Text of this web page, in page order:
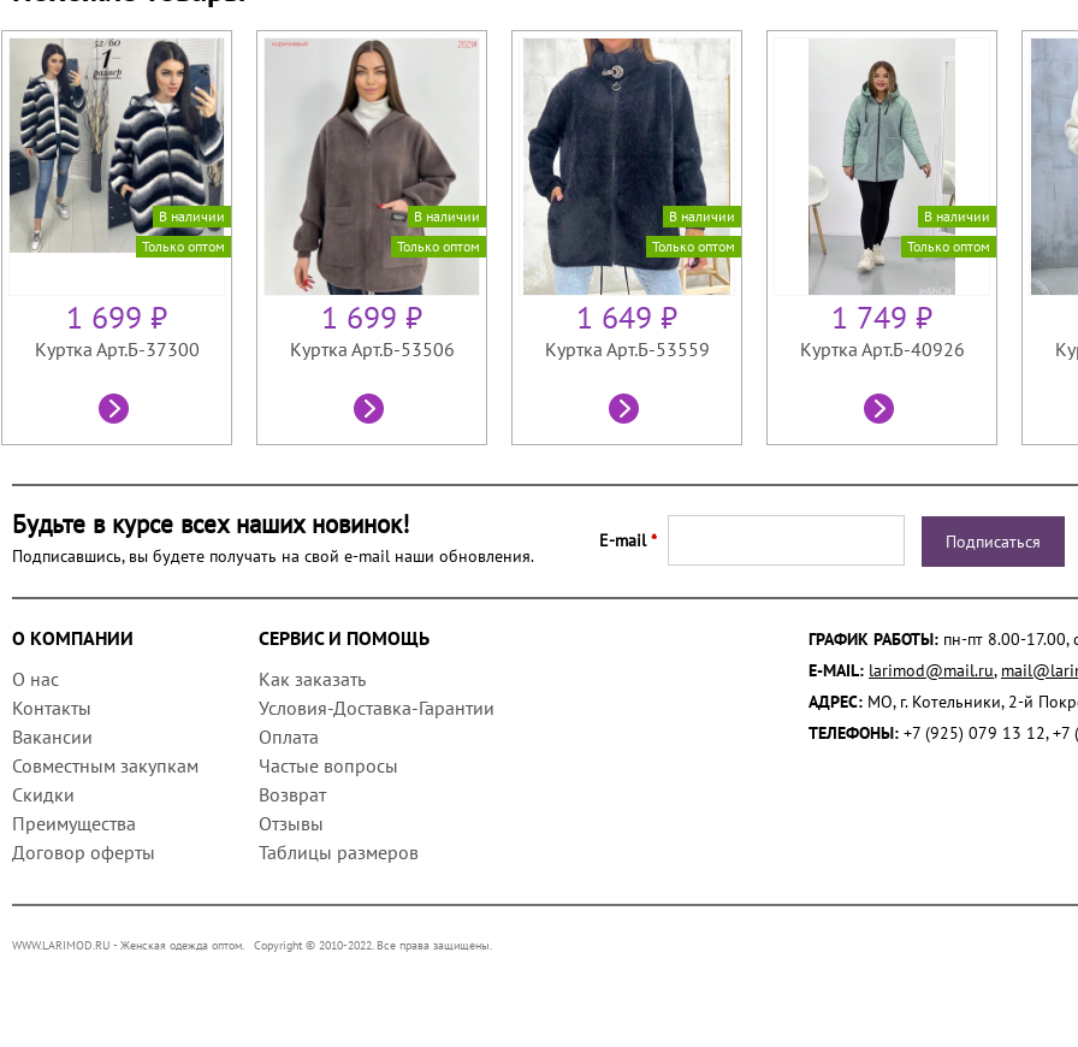
В наличии
Только оптом
1 699 ₽
Куртка Арт.Б-37300
В наличии
Только оптом
1 699 ₽
Куртка Арт.Б-53506
В наличии
Только оптом
1 649 ₽
Куртка Арт.Б-53559
В наличии
Только оптом
1 749 ₽
Куртка Арт.Б-40926
Будьте в курсе всех наших новинок!
Подписавшись, вы будете получать на свой e-mail наши обновления.
E-mail*
О КОМПАНИИ
СЕРВИС И ПОМОЩЬ
О нас
Контакты
Вакансии
Совместным закупкам
Скидки
Преимущества
Договор оферты
Как заказать
Условия-Доставка-Гарантии
Оплата
Частые вопросы
Возврат
Отзывы
Таблицы размеров
ГРАФИК РАБОТЫ: пн-пт 8.00-17.00,
E-MAIL: larimod@mail.ru,
АДРЕС: МО, г. Котельники, 2-й
ТЕЛЕФОНЫ: +7 (925) 079 13 12,
WWW.LARIMOD.RU - Женская одежда оптом. Copyright © 2010-2022. Все права защищены.